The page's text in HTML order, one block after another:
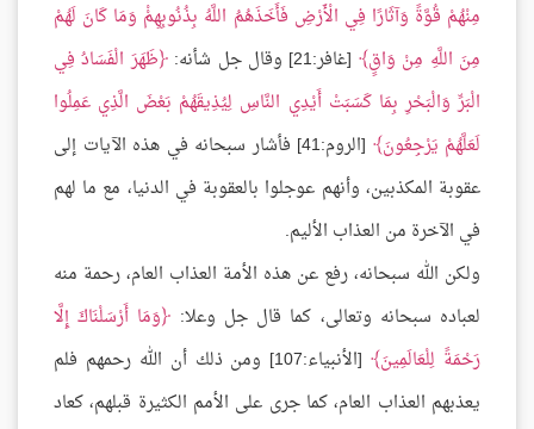
مِنْهُمْ قُوَّةً وَآثَارًا فِي الْأَرْضِ فَأَخَذَهُمُ اللَّهُ بِذُنُوبِهِمْْ وَمَا كَانَ لَهُمْ
مِنَ اللَّهِ مِنْ وَاقٍ [غافر:21] وقال جل شأنه:
ظَهَرَ الْفَسَادُ فِي
الْبَرِّ وَالْبَحْرِ بِمَا كَسَبَتْ أَيْدِي النَّاسِ لِيُذِيقَهُمْ بَعْضَ الَّذِي عَمِلُوا
لَعَلَّهُمْ يَرْجِعُونَ
[الروم:41] فأشار سبحانه في هذه الآيات إلى
عقوبة المكذبين، وأنهم عوجلوا بالعقوبة في الدنيا، مع ما لهم
في الآخرة من العذاب الأليم.
ولكن الله سبحانه، رفع عن هذه الأمة العذاب العام، رحمة منه
لعباده سبحانه وتعالى، كما قال جل وعلا:
وَمَا أَرْسَلْنَاكَ إِلَّا
رَحْمَةً لِلْعَالَمِينَ
[الأنبياء:107] ومن ذلك أن الله رحمهم فلم
يعذبهم العذاب العام، كما جرى على الأمم الكثيرة قبلهم، كعاد